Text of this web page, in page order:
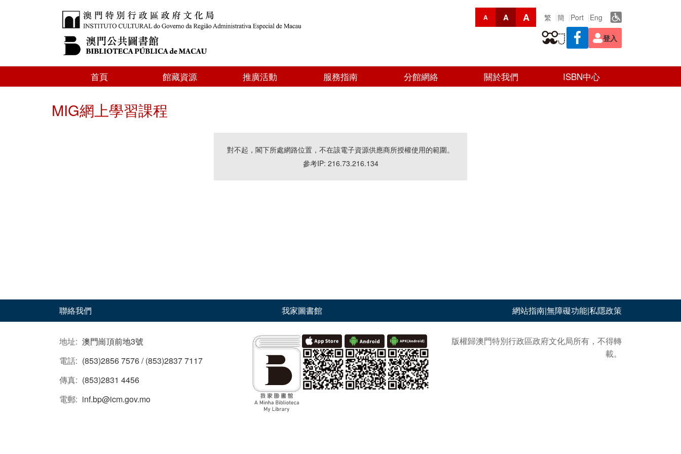
A A A 繁 簡 Port Eng
登入
首頁 館藏資源 推廣活動 服務指南 分館網絡 關於我們 ISBN中心
MIG網上學習課程
對不起，閣下所處網路位置，不在該電子資源供應商所授權使用的範圍。
參考IP: 216.73.216.134
聯絡我們 我家圖書館 網站指南|無障礙功能|私隱政策
地址: 澳門崗頂前地3號
電話: (853)2856 7576 / (853)2837 7117
傳真: (853)2831 4456
電郵: inf.bp@icm.gov.mo
版權歸澳門特別行政區政府文化局所有，不得轉
載。